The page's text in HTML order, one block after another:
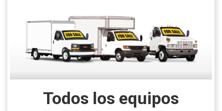
Todos los equipos